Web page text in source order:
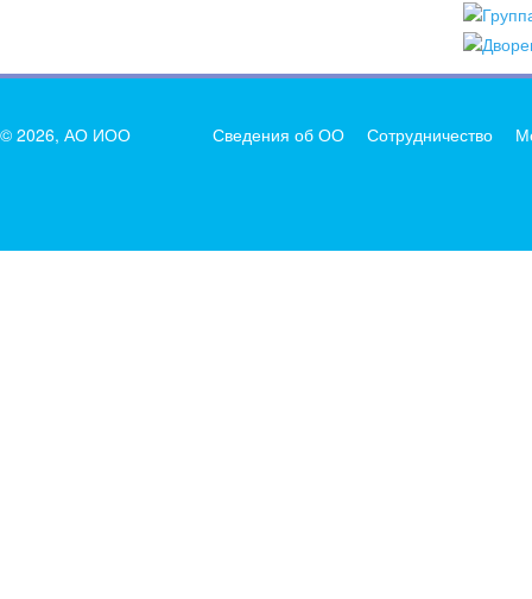
© 2026, АО ИОО Сведения об ОО Сотрудничество